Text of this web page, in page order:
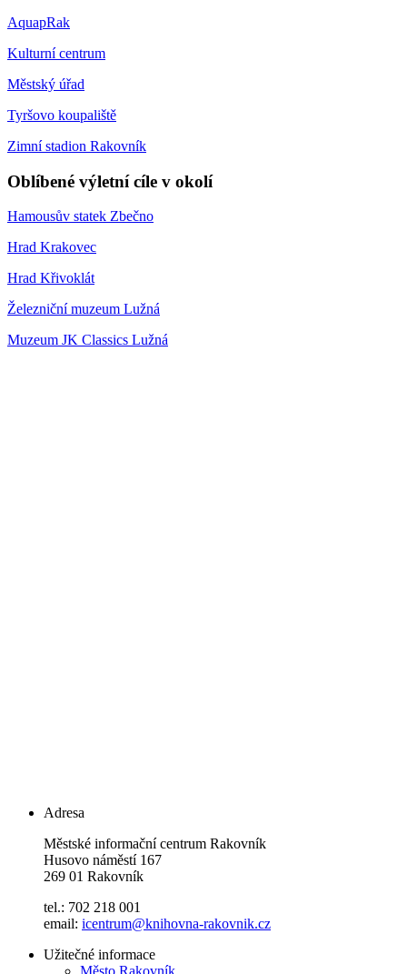
AquapRak
Kulturní centrum
Městský úřad
Tyršovo koupaliště
Zimní stadion Rakovník
Oblíbené výletní cíle v okolí
Hamousův statek Zbečno
Hrad Krakovec
Hrad Křivoklát
Železniční muzeum Lužná
Muzeum JK Classics Lužná
Adresa
Městské informační centrum Rakovník
Husovo náměstí 167
269 01 Rakovník
tel.: 702 218 001
email: icentrum@knihovna-rakovnik.cz
Užitečné informace